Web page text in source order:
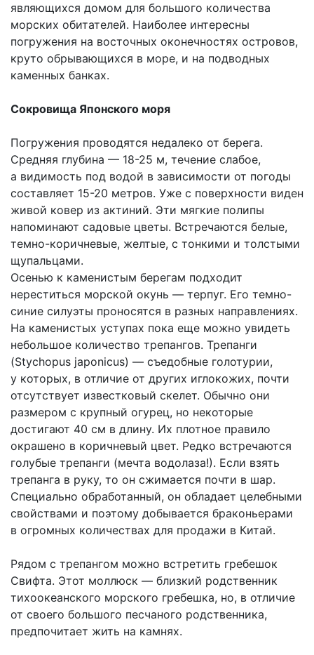
являющихся домом для большого количества
морских обитателей. Наиболее интересны
погружения на восточных оконечностях островов,
круто обрывающихся в море, и на подводных
каменных банках.
Сокровища Японского моря
Погружения проводятся недалеко от берега.
Средняя глубина — 18-25 м, течение слабое,
а видимость под водой в зависимости от погоды
составляет 15-20 метров. Уже с поверхности виден
живой ковер из актиний. Эти мягкие полипы
напоминают садовые цветы. Встречаются белые,
темно-коричневые, желтые, с тонкими и толстыми
щупальцами.
Осенью к каменистым берегам подходит
нереститься морской окунь — терпуг. Его темно-
синие силуэты проносятся в разных направлениях.
На каменистых уступах пока еще можно увидеть
небольшое количество трепангов. Трепанги
(Stychopus japonicus) — съедобные голотурии,
у которых, в отличие от других иглокожих, почти
отсутствует известковый скелет. Обычно они
размером с крупный огурец, но некоторые
достигают 40 см в длину. Их плотное правило
окрашено в коричневый цвет. Редко встречаются
голубые трепанги (мечта водолаза!). Если взять
трепанга в руку, то он сжимается почти в шар.
Специально обработанный, он обладает целебными
свойствами и поэтому добывается браконьерами
в огромных количествах для продажи в Китай.
Рядом с трепангом можно встретить гребешок
Свифта. Этот моллюск — близкий родственник
тихоокеанского морского гребешка, но, в отличие
от своего большого песчаного родственника,
предпочитает жить на камнях.